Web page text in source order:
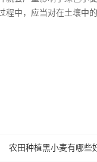
程中，应当对在土壤中
农田种植黑小麦有哪些